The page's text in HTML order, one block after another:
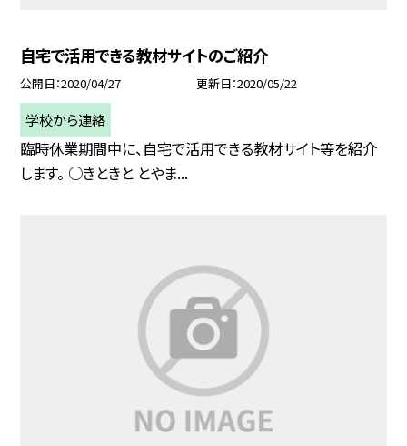
自宅で活用できる教材サイトのご紹介
公開日 2020/04/27 更新日 2020/05/22
学校から連絡
臨時休業期間中に、自宅で活用できる教材サイト等を紹介
します。 ○きときと とやま...